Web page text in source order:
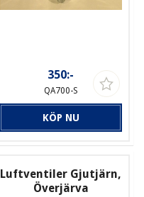
350:-
QA700-S
KÖP NU
Luftventiler Gjutjärn,
Överjärva